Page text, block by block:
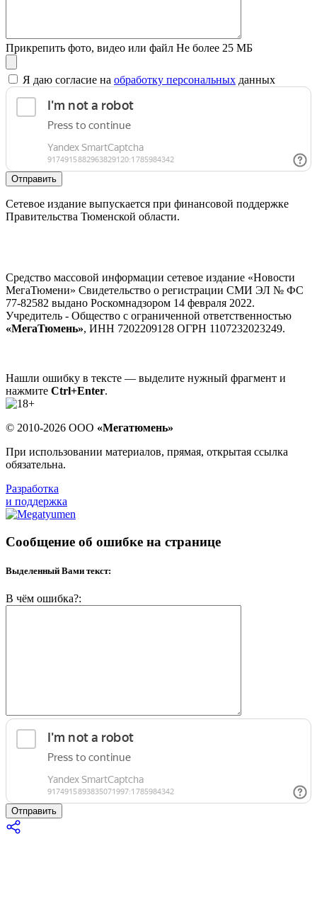
Прикрепить фото, видео или файл Не более 25 МБ
Я даю согласие на обработку персональных данных
Отправить
Сетевое издание выпускается при финансовой поддержке
Правительства Тюменской области.
Средство массовой информации сетевое издание «Новости
МегаТюмени» Свидетельство о регистрации СМИ ЭЛ № ФС
77-82582 выдано Роскомнадзором 14 февраля 2022.
Учредитель - Общество с ограниченной ответственностью
«МегаТюмень», ИНН 7202209128 ОГРН 1107232023249.
Нашли ошибку в тексте — выделите нужный фрагмент и
нажмите Ctrl+Enter.
© 2010-2026 ООО «Мегатюмень»
При использовании материалов, прямая, открытая ссылка
обязательна.
Разработка
и поддержка
Сообщение об ошибке на странице
Выделенный Вами текст:
В чём ошибка?:
Отправить